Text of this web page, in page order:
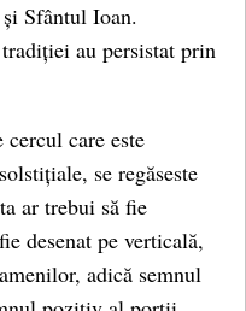
Sfântul Ioan.
au persistat prin
care este
se regăseste
ar trebui să fie
desenat pe verticală,
adică semnul